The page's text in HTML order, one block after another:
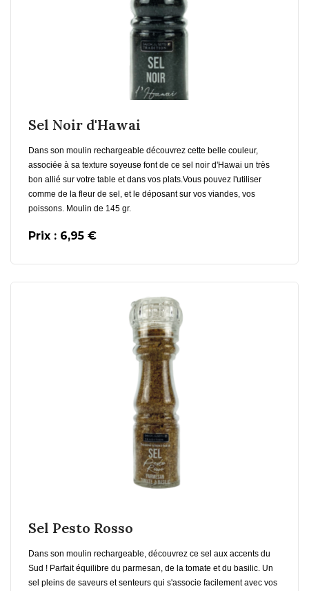
Sel Noir d'Hawai
Dans son moulin rechargeable découvrez cette belle couleur,
associée à sa texture soyeuse font de ce sel noir d'Hawai un très
bon allié sur votre table et dans vos plats.Vous pouvez l'utiliser
comme de la fleur de sel, et le déposant sur vos viandes, vos
poissons. Moulin de 145 gr.
Prix : 6,95 €
En savoir plus
Ajouter au Panier
Sel Pesto Rosso
Dans son moulin rechargeable, découvrez ce sel aux accents du
Sud ! Parfait équilibre du parmesan, de la tomate et du basilic. Un
sel pleins de saveurs et senteurs qui s'associe facilement avec vos
En savoir plus